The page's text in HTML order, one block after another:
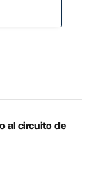
al circuito de